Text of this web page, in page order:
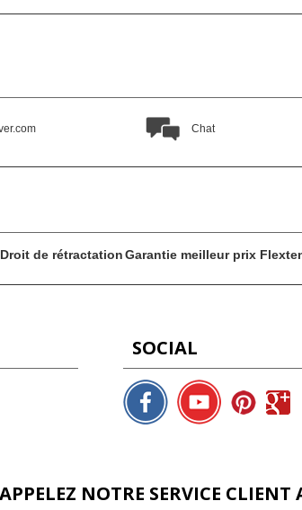
Chat
Droit de rétractation Garantie meilleur prix
SOCIAL
NOTRE SERVICE CLIENT